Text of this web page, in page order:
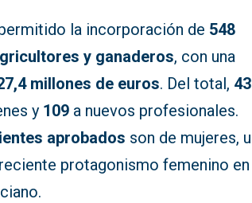
la incorporación de 548
y ganaderos, con una
millones de euros. Del total,
y 109 a nuevos profesionales.
aprobados son de mujeres,
protagonismo femenino